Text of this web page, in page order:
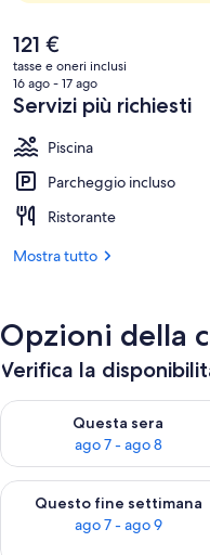
Il
prezzo
attuale
è
121 €
121 €
tasse e oneri inclusi
16 ago - 17 ago
Servizi più richiesti
Piscina
Parcheggio incluso
Ristorante
Mostra tutto
Opzioni della
Verifica la
Questa sera
ago 7 - ago 8
Verifica la disponibilità per
Questo fine settimana
ago 7 - ago 9
Verifica la disponibilità